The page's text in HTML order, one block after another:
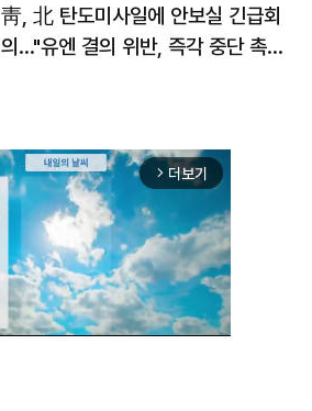
靑, 北 탄도미사일에 안보실 긴급회
의…"유엔 결의 위반, 즉각 중단 촉
arrow_forward_ios 더보기